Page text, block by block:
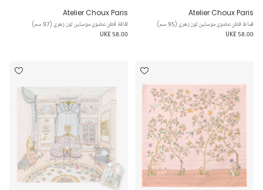
Atelier Choux Paris
قماط قطن عضوي موسلين لون زهري (95 سم)
UK£ 58.00
Atelier Choux Paris
لفّافة قطن عضوي موسلين لون زهري (97 سم)
UK£ 58.00